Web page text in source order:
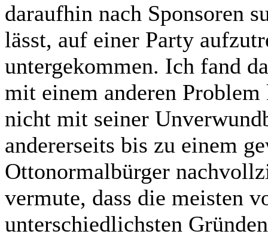
daraufhin nach Sponsoren
lässt, auf einer Party
untergekommen. Ich fand
mit einem anderen
nicht mit seiner
andererseits bis zu einem
Ottonormalbürger
vermute, dass die meisten
unterschiedlichsten